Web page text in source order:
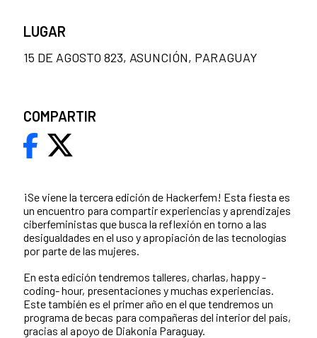
¡Se viene la tercera edición de Hackerfem! Esta fiesta es
un encuentro para compartir experiencias y aprendizajes
ciberfeministas que busca la reflexión en torno a las
desigualdades en el uso y apropiación de las tecnologías
por parte de las mujeres.
En esta edición tendremos talleres, charlas, happy -
coding- hour, presentaciones y muchas experiencias.
Este también es el primer año en el que tendremos un
programa de becas para compañeras del interior del país,
gracias al apoyo de Diakonia Paraguay.
LUGAR
15 DE AGOSTO 823, ASUNCIÓN, PARAGUAY
COMPARTIR